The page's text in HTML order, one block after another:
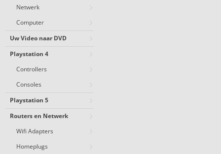
Netwerk
Computer
Uw Video naar DVD
Playstation 4
Controllers
Consoles
Playstation 5
Routers en Netwerk
Wifi Adapters
Homeplugs